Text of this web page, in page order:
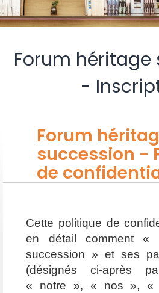
Forum héritage
-
Forum
succession -
de
Cette politique de
en détail comment «
succession » et ses
(désignés ci-après
« notre », « nos », «